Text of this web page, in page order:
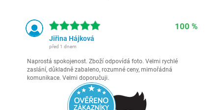
100 %
Jiřina Hájková
před 1 dnem
Naprostá spokojenost. Zboží odpovídá foto. Velmi rychlé
zaslání, důkladně zabaleno, rozumné ceny, mimořádná
komunikace. Velmi doporučuji.